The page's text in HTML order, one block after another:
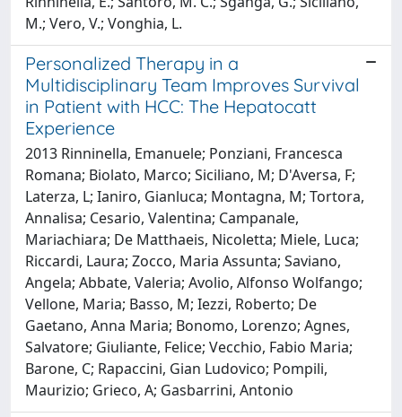
M.; Vero, V.; Vonghia, L.
Personalized Therapy in a
Multidisciplinary Team Improves Survival
in Patient with HCC: The Hepatocatt
Experience
2013 Rinninella, Emanuele; Ponziani, Francesca
Romana; Biolato, Marco; Siciliano, M; D'Aversa, F;
Laterza, L; Ianiro, Gianluca; Montagna, M; Tortora,
Annalisa; Cesario, Valentina; Campanale,
Mariachiara; De Matthaeis, Nicoletta; Miele, Luca;
Riccardi, Laura; Zocco, Maria Assunta; Saviano,
Angela; Abbate, Valeria; Avolio, Alfonso Wolfango;
Vellone, Maria; Basso, M; Iezzi, Roberto; De
Gaetano, Anna Maria; Bonomo, Lorenzo; Agnes,
Salvatore; Giuliante, Felice; Vecchio, Fabio Maria;
Barone, C; Rapaccini, Gian Ludovico; Pompili,
Maurizio; Grieco, A; Gasbarrini, Antonio